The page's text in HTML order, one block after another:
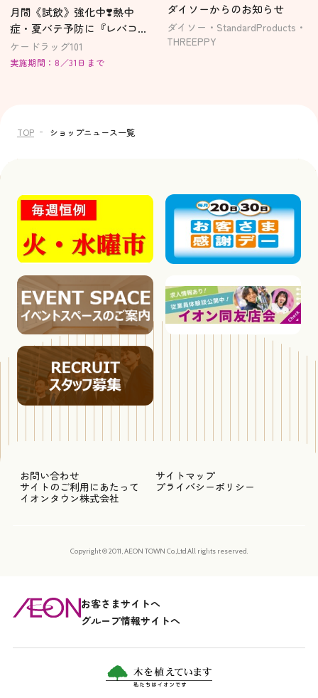
月間《試飲》強化中❣️熱中
症・夏バテ予防に『レバコー
ル』
ケードラッグ101
実施期間：8／31日まで
ダイソーからのお知らせ
ダイソー・StandardProducts・
THREEPPY
TOP ショップニュース一覧
お問い合わせ
サイトマップ
サイトのご利用にあたって
プライバシーポリシー
イオンタウン株式会社
Copyright © 2011, AEON TOWN Co.,Ltd.All rights reserved.
お客さまサイトへ
グループ情報サイトへ